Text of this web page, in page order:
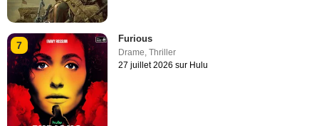
7
Furious
Drame ,Thriller
27 juillet 2026 sur Hulu